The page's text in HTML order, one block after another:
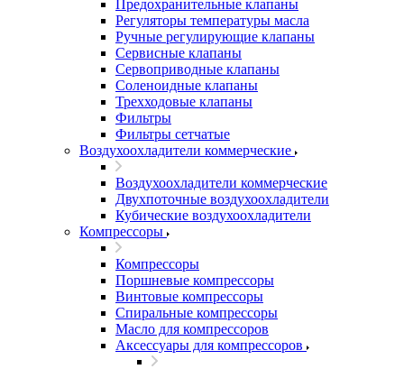
Предохранительные клапаны
Регуляторы температуры масла
Ручные регулирующие клапаны
Сервисные клапаны
Сервоприводные клапаны
Соленоидные клапаны
Трехходовые клапаны
Фильтры
Фильтры сетчатые
Воздухоохладители коммерческие
Воздухоохладители коммерческие
Двухпоточные воздухоохладители
Кубические воздухоохладители
Компрессоры
Компрессоры
Поршневые компрессоры
Винтовые компрессоры
Спиральные компрессоры
Масло для компрессоров
Аксессуары для компрессоров